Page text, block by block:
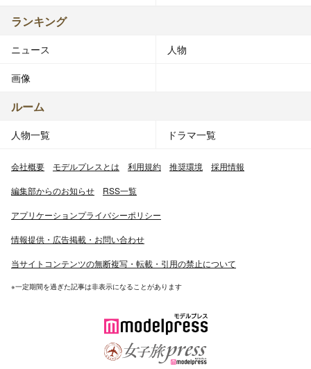
ランキング
ニュース 人物
画像
ルーム
人物一覧 ドラマ一覧
会社概要 モデルプレスとは 利用規約 推奨環境 採用情報
編集部からのお知らせ RSS一覧
アプリケーションプライバシーポリシー
情報提供・広告掲載・お問い合わせ
当サイトコンテンツの無断複写・転載・引用の禁止について
※一定期間を過ぎた記事は非表示になることがあります